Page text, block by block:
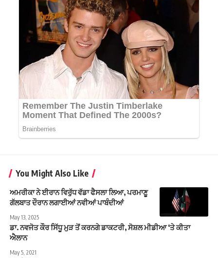
You Might Also Like
ਅਮਰੀਕਾ ਨੇ ਈਰਾਨ ਵਿਰੁੱਧ ਵੱਡਾ ਫੈਸਲਾ ਲਿਆ, ਪਰਮਾਣੂ
ਗੱਲਬਾਤ ਦੌਰਾਨ ਲਗਾਈਆਂ ਨਵੀਆਂ ਪਾਬੰਦੀਆਂ
May 13, 2025
ਡਾ. ਨਵਜੋਤ ਕੌਰ ਸਿੱਧੂ ਮੁੜ ਤੋਂ ਕਰਨਗੇ ਡਾਕਟਰੀ, ਸੋਸ਼ਲ ਮੀਡੀਆ ‘ਤੇ ਕੀਤਾ
ਐਲਾਨ
May 5, 2021